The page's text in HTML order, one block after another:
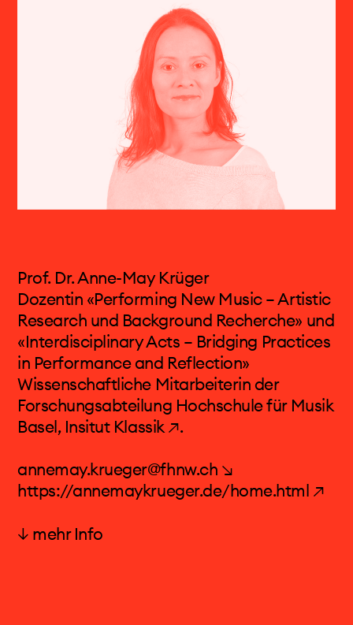
spahlinger und Orm Finnendahl. 2012 erhielt er
den Kranichsteiner Musikpreis der Darmstädter
Ferienkurse für Neue Musik. Seit 2019 ist er
Professor für Komposition an der Hochschule
für Musik Basel FHNW.
Aufführungen (Auswahl): Donaueschinger
Musiktage, Wittener Tage für Neue
Kammermusik, Ultraschall Berlin, MaerzMusik
Berlin, Foreign Affairs Berlin, Volksbühne am
Rosa-Luxemburg-Platz Berlin, Elbphilharmonie
Warschauer Herbst, Biennale de Musique en
Scène Lyon, Ultima Festival Oslo, Huddersfield
Contemporary Music Festival, Musica
Straßburg, MusicAcoustica Festival Peking,
Liquid Architecture Melbourne
Bücher Musik mit Musik – Texte 2005-2011 und
Sätze über musikalische Konzeptkunst. Texte
2012-2018
Prof. Dr. Anne-May Krüger
Dozentin «Performing New Music – Artistic
Research und Background Recherche» und
«Interdisciplinary Acts – Bridging Practices
in Performance and Reflection»
Wissenschaftliche Mitarbeiterin der
Forschungsabteilung Hochschule für Musik
Basel, Insitut Klassik ↗.
annemay.krueger@fhnw.ch ↘
https://annemaykrueger.de/home.html ↗
Anne-May Krüger
↓ mehr Info